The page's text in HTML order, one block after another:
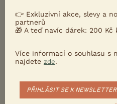
👉 Exkluzivní akce, slevy a
partnerů
🎁 A teď navíc dárek: 200
Více informací o souhlasu s
najdete zde.
PŘIHLÁSIT SE K